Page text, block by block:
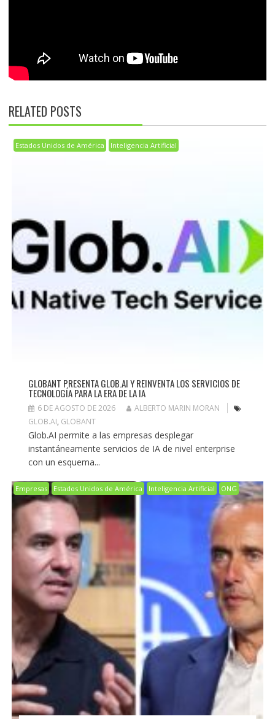
RELATED POSTS
Estados Unidos de América Inteligencia Artificial
GLOBANT PRESENTA GLOB.AI Y REINVENTA LOS SERVICIOS DE
TECNOLOGÍA PARA LA ERA DE LA IA
6 DE AGOSTO DE 2026
ALBERTO MARIN MORAN
GLOB.AI, GLOBANT
Glob.AI permite a las empresas desplegar
instantáneamente servicios de IA de nivel enterprise
con un esquema...
Empresas Estados Unidos de América Inteligencia Artificial ONG